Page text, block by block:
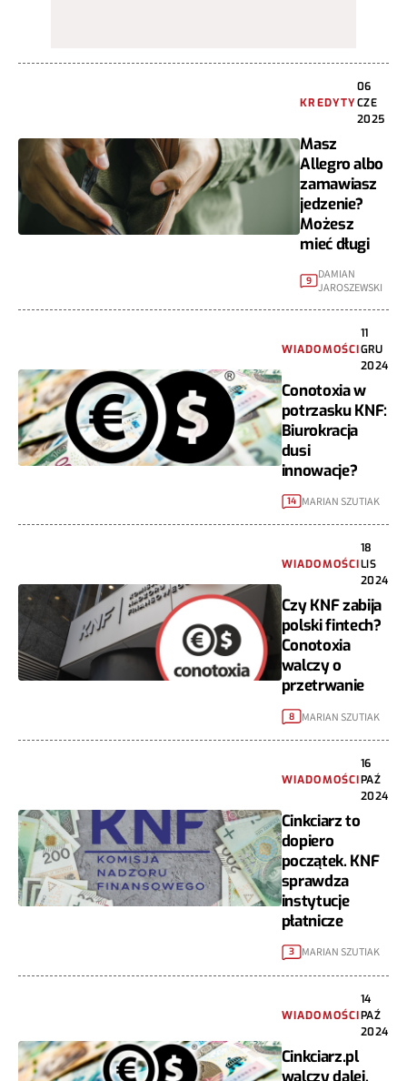
KREDYTY
06
CZE
2025
Masz
Allegro albo
zamawiasz
jedzenie?
Możesz
mieć długi
9
DAMIAN
JAROSZEWSKI
WIADOMOŚCI
11
GRU
2024
Conotoxia w
potrzasku KNF:
Biurokracja
dusi
innowacje?
14 MARIAN SZUTIAK
WIADOMOŚCI
18
LIS
2024
Czy KNF zabija
polski fintech?
Conotoxia
walczy o
przetrwanie
8 MARIAN SZUTIAK
WIADOMOŚCI
16
PAŹ
2024
Cinkciarz to
dopiero
początek. KNF
sprawdza
instytucje
płatnicze
3 MARIAN SZUTIAK
WIADOMOŚCI
14
PAŹ
2024
Cinkciarz.pl
walczy dalej.